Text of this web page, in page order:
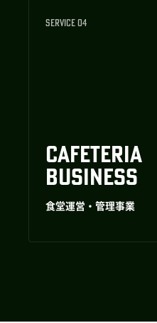
SERVICE 04
CAFETERIA
BUSINESS
食堂運営・管理事業